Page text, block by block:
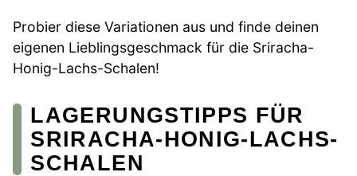
Probier diese Variationen aus und finde deinen
eigenen Lieblingsgeschmack für die Sriracha-
Honig-Lachs-Schalen!
LAGERUNGSTIPPS FÜR
SRIRACHA-HONIG-LACHS-
SCHALEN